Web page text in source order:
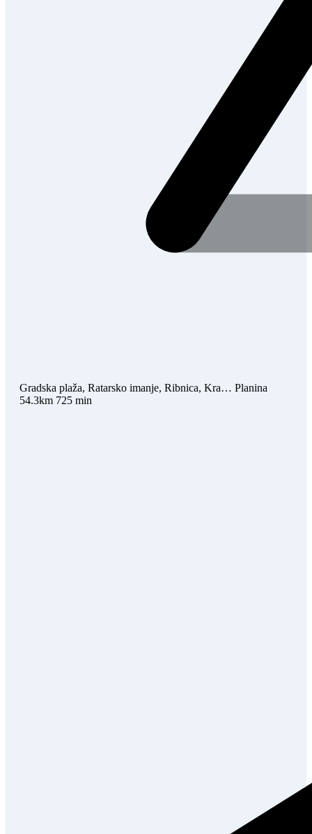
Gradska plaža, Ratarsko imanje, Ribnica, Kra… Planina
54.3km 725 min